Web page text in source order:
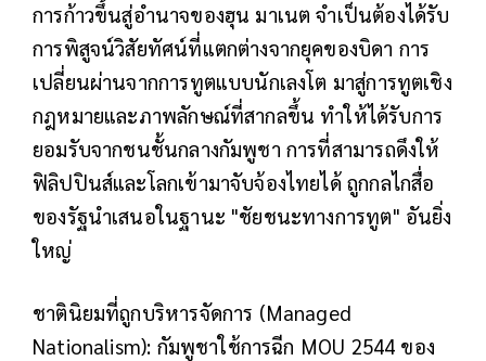
การก้าวขึ้นสู่อำนาจของฮุน มาเนต จำเป็นต้องได้รับ
การพิสูจน์วิสัยทัศน์ที่แตกต่างจากยุคของบิดา การ
เปลี่ยนผ่านจากการทูตแบบนักเลงโต มาสู่การทูตเชิง
กฎหมายและภาพลักษณ์ที่สากลขึ้น ทำให้ได้รับการ
ยอมรับจากชนชั้นกลางกัมพูชา การที่สามารถดึงให้
ฟิลิปปินส์และโลกเข้ามาจับจ้องไทยได้ ถูกกลไกสื่อ
ของรัฐนำเสนอในฐานะ "ชัยชนะทางการทูต" อันยิ่ง
ใหญ่
ชาตินิยมที่ถูกบริหารจัดการ (Managed
Nationalism): กัมพูชาใช้การฉีก MOU 2544 ของ